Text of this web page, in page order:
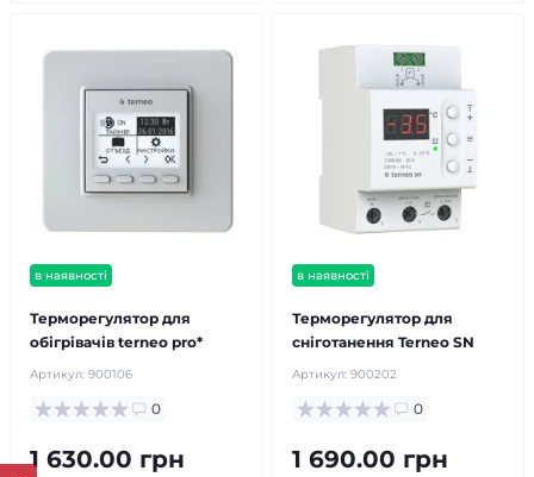
в наявності
Терморегулятор для
обігрівачів terneo pro*
Артикул: 900106
0
1 630.00 грн
в наявності
Терморегулятор для
сніготанення Terneo SN
Артикул: 900202
0
1 690.00 грн